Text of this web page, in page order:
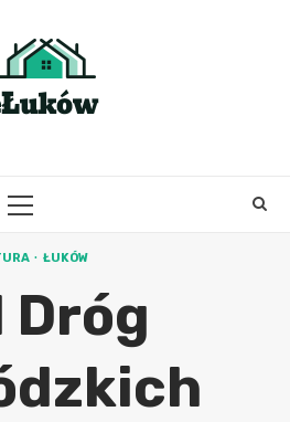
PRIMARY
ŁUKÓW
Dróg